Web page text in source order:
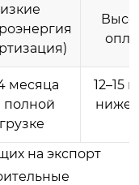
месяца
полной
12–15
ниже
на экспорт